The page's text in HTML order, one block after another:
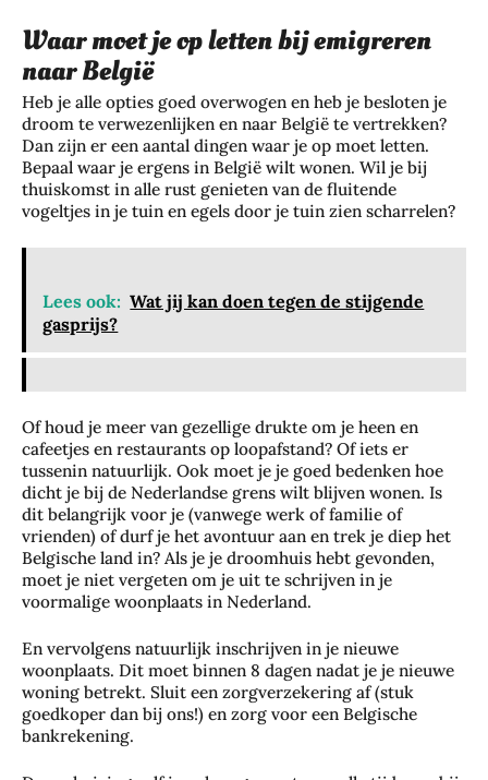
Waar moet je op letten bij emigreren
naar België
Heb je alle opties goed overwogen en heb je besloten je
droom te verwezenlijken en naar België te vertrekken?
Dan zijn er een aantal dingen waar je op moet letten.
Bepaal waar je ergens in België wilt wonen. Wil je bij
thuiskomst in alle rust genieten van de fluitende
vogeltjes in je tuin en egels door je tuin zien scharrelen?
Lees ook: Wat jij kan doen tegen de stijgende
gasprijs?
Of houd je meer van gezellige drukte om je heen en
cafeetjes en restaurants op loopafstand? Of iets er
tussenin natuurlijk. Ook moet je je goed bedenken hoe
dicht je bij de Nederlandse grens wilt blijven wonen. Is
dit belangrijk voor je (vanwege werk of familie of
vrienden) of durf je het avontuur aan en trek je diep het
Belgische land in? Als je je droomhuis hebt gevonden,
moet je niet vergeten om je uit te schrijven in je
voormalige woonplaats in Nederland.
En vervolgens natuurlijk inschrijven in je nieuwe
woonplaats. Dit moet binnen 8 dagen nadat je je nieuwe
woning betrekt. Sluit een zorgverzekering af (stuk
goedkoper dan bij ons!) en zorg voor een Belgische
bankrekening.